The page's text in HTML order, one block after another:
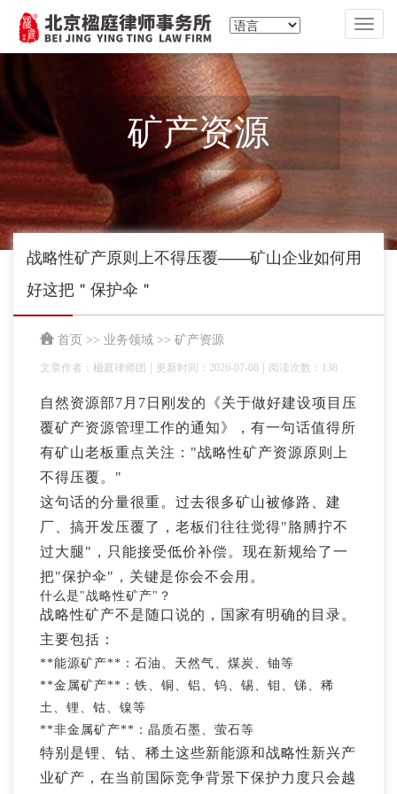
切
换
导
矿产资源
战略性矿产原则上不得压覆——矿山企业如何用
好这把＂保护伞＂
首页 >> 业务领域 >> 矿产资源
文章作者：楹庭律师团 更新时间：2026-07-08 阅读次数：138
自然资源部7月7日刚发的《关于做好建设项目压
覆矿产资源管理工作的通知》，有一句话值得所
有矿山老板重点关注："战略性矿产资源原则上
不得压覆。"
这句话的分量很重。过去很多矿山被修路、建
厂、搞开发压覆了，老板们往往觉得"胳膊拧不
过大腿"，只能接受低价补偿。现在新规给了一
把"保护伞"，关键是你会不会用。
什么是"战略性矿产"？
战略性矿产不是随口说的，国家有明确的目录。
主要包括：
**能源矿产**：石油、天然气、煤炭、铀等
**金属矿产**：铁、铜、铝、钨、锡、钼、锑、稀
土、锂、钴、镍等
**非金属矿产**：晶质石墨、萤石等
特别是锂、钴、稀土这些新能源和战略性新兴产
业矿产，在当前国际竞争背景下保护力度只会越